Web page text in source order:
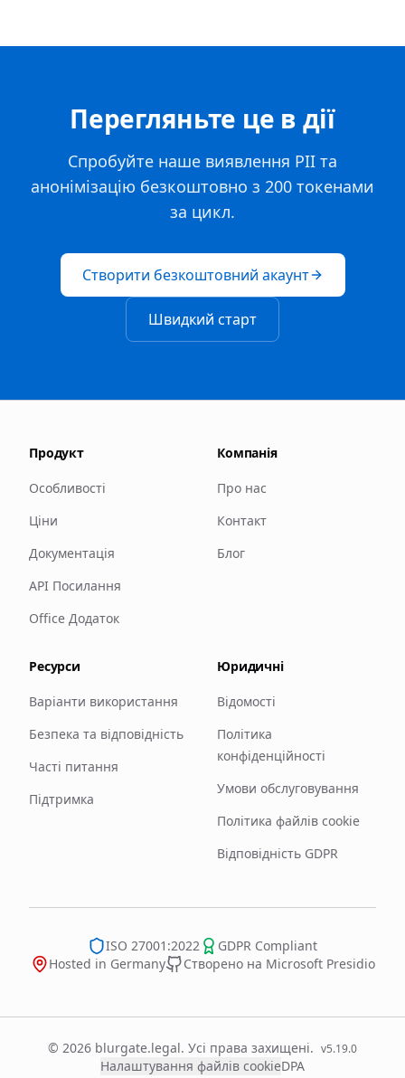
Перегляньте це в дії
Спробуйте наше виявлення PII та
анонімізацію безкоштовно з 200 токенами
за цикл.
Створити безкоштовний акаунт
Швидкий старт
Продукт
Особливості
Ціни
Документація
API Посилання
Office Додаток
Компанія
Про нас
Контакт
Блог
Ресурси
Варіанти використання
Безпека та відповідність
Часті питання
Підтримка
Юридичні
Відомості
Політика
конфіденційності
Умови обслуговування
Політика файлів cookie
Відповідність GDPR
ISO 27001:2022
GDPR Compliant
Hosted in Germany
Створено на Microsoft Presidio
© 2026 blurgate.legal. Усі права захищені. v5.19.0
Налаштування файлів cookieDPA